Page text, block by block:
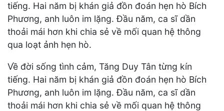
tiếng. Hai năm bị khán giả đồn đoán hẹn hò Bích
Phương, anh luôn im lặng. Đầu năm, ca sĩ dần
thoải mái hơn khi chia sẻ về mối quan hệ thông
qua loạt ảnh hẹn hò.
Về đời sống tình cảm, Tăng Duy Tân từng kín
tiếng. Hai năm bị khán giả đồn đoán hẹn hò Bích
Phương, anh luôn im lặng. Đầu năm, ca sĩ dần
thoải mái hơn khi chia sẻ về mối quan hệ thông